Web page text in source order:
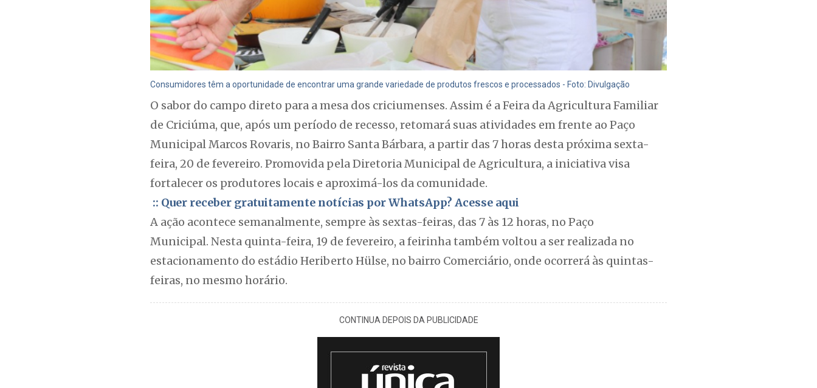
Consumidores têm a oportunidade de encontrar uma grande variedade de produtos frescos e processados - Foto: Divulgação
O sabor do campo direto para a mesa dos criciumenses. Assim é a Feira da Agricultura Familiar
de Criciúma, que, após um período de recesso, retomará suas atividades em frente ao Paço
Municipal Marcos Rovaris, no Bairro Santa Bárbara, a partir das 7 horas desta próxima sexta-
feira, 20 de fevereiro. Promovida pela Diretoria Municipal de Agricultura, a iniciativa visa
fortalecer os produtores locais e aproximá-los da comunidade.
:: Quer receber gratuitamente notícias por WhatsApp? Acesse aqui
A ação acontece semanalmente, sempre às sextas-feiras, das 7 às 12 horas, no Paço
Municipal. Nesta quinta-feira, 19 de fevereiro, a feirinha também voltou a ser realizada no
estacionamento do estádio Heriberto Hülse, no bairro Comerciário, onde ocorrerá às quintas-
feiras, no mesmo horário.
CONTINUA DEPOIS DA PUBLICIDADE